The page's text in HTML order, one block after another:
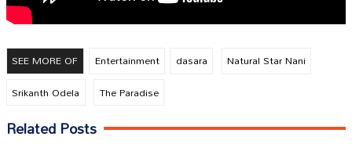
SEE MORE OF Entertainment dasara
Natural Star Nani
Srikanth Odela
The Paradise
Related Posts